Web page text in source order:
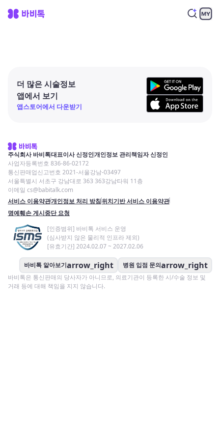
더 많은 시술정보
앱에서 보기
앱스토어에서 다운받기
주식회사 바비톡대표이사 신정인개인정보 관리책임자 신정인
사업자등록번호 836-86-02172
통신판매업신고번호 2021-서울강남-03497
서울특별시 서초구 강남대로 363 363강남타워 11층
이메일 cs@babitalk.com
서비스 이용약관개인정보 처리 방침위치기반 서비스 이용약관
명예훼손 게시중단 요청
[인증범위] 바비톡 서비스 운영
(심사받지 않은 물리적 인프라 제외)
[유효기간] 2024.02.07 ~ 2027.02.06
바비톡 알아보기arrow_right 병원 입점 문의arrow_right
바비톡은 통신판매의 당사자가 아니므로, 의료기관이 등록한 시/수술 정보 및
거래 등에 대해 책임을 지지 않습니다.